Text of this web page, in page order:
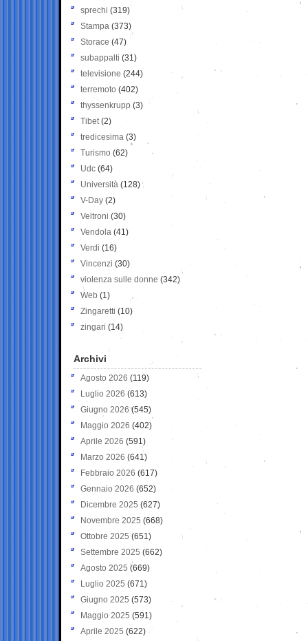
sprechi (319)
Stampa (373)
Storace (47)
subappalti (31)
televisione(244)
terremoto (402)
thyssenkrupp (3)
Tibet(2)
tredicesima (3)
Turismo (62)
Udc (64)
Università (128)
V-Day (2)
Veltroni (30)
Vendola (41)
Verdi (16)
Vincenzi (30)
violenza sulle donne (342)
Web (1)
Zingaretti (10)
zingari (14)
Archivi
Agosto 2026 (119)
Luglio 2026 (613)
Giugno 2026 (545)
Maggio 2026 (402)
Aprile 2026 (591)
Marzo 2026 (641)
Febbraio 2026 (617)
Gennaio 2026 (652)
Dicembre 2025 (627)
Novembre 2025 (668)
Ottobre 2025 (651)
Settembre 2025 (662)
Agosto 2025 (669)
Luglio 2025 (671)
Giugno 2025 (573)
Maggio 2025 (591)
Aprile 2025 (622)